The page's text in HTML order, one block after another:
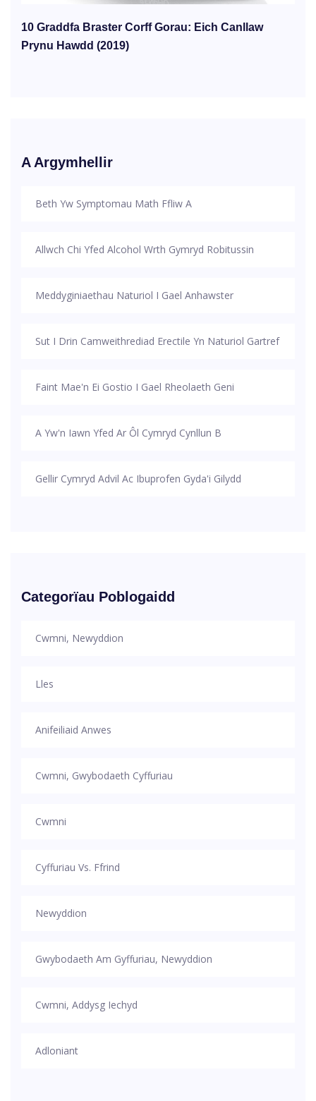
10 Graddfa Braster Corff Gorau: Eich Canllaw
Prynu Hawdd (2019)
A Argymhellir
Beth Yw Symptomau Math Ffliw A
Allwch Chi Yfed Alcohol Wrth Gymryd Robitussin
Meddyginiaethau Naturiol I Gael Anhawster
Sut I Drin Camweithrediad Erectile Yn Naturiol Gartref
Faint Mae'n Ei Gostio I Gael Rheolaeth Geni
A Yw'n Iawn Yfed Ar Ôl Cymryd Cynllun B
Gellir Cymryd Advil Ac Ibuprofen Gyda'i Gilydd
Categorïau Poblogaidd
Cwmni, Newyddion
Lles
Anifeiliaid Anwes
Cwmni, Gwybodaeth Cyffuriau
Cwmni
Cyffuriau Vs. Ffrind
Newyddion
Gwybodaeth Am Gyffuriau, Newyddion
Cwmni, Addysg Iechyd
Adloniant